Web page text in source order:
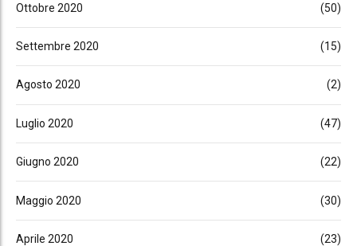
Ottobre 2020 (50)
Settembre 2020 (15)
Agosto 2020 (2)
Luglio 2020 (47)
Giugno 2020 (22)
Maggio 2020 (30)
Aprile 2020 (23)